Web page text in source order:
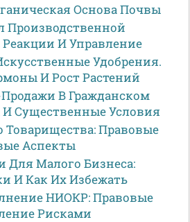
Основа Почвы
И Управление
Удобрения.
И Рост Растений
В Гражданском
Существенные Условия
Товарищества: Правовые
Аспекты
Для Малого Бизнеса:
И Как Их Избежать
НИОКР: Правовые
Рисками